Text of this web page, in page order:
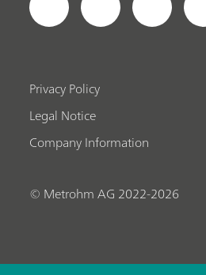
Privacy Policy
Legal Notice
Company Information
© Metrohm AG 2022-2026